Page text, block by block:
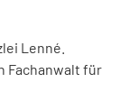
Lenné.
Fachanwalt für